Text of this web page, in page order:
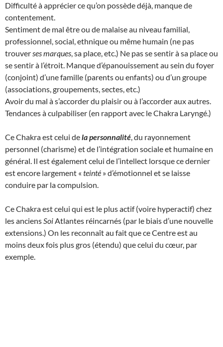
Difficulté à apprécier ce qu’on possède déjà, manque de
contentement.
Sentiment de mal être ou de malaise au niveau familial,
professionnel, social, ethnique ou même humain (ne pas
trouverses marques, sa place, etc.) Ne pas se sentir à sa place ou
se sentir à l’étroit. Manque d’épanouissement au sein du foyer
(conjoint) d’une famille (parents ou enfants) ou d’un groupe
(associations, groupements, sectes, etc.)
Avoir du mal à s’accorder du plaisir ou à l’accorder aux autres.
Tendances à culpabiliser (en rapport avec le Chakra Laryngé.)
Ce Chakra est celui dela personnalité, du rayonnement
personnel (charisme) et de l’intégration sociale et humaine en
général. Il est également celui de l’intellect lorsque ce dernier
est encore largement « teinté » d’émotionnel et se laisse
conduire par la compulsion.
Ce Chakra est celui qui est le plus actif (voire hyperactif) chez
les anciensSoiAtlantes réincarnés (par le biais d’une nouvelle
extensions.) On les reconnaît au fait que ce Centre est au
moins deux fois plus gros (étendu) que celui du cœur, par
exemple.